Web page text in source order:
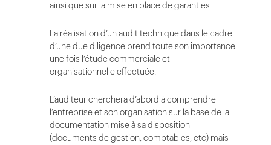
ainsi que sur la mise en place de garanties.
La réalisation d’un audit technique dans le cadre
d’une due diligence prend toute son importance
une fois l’étude commerciale et
organisationnelle effectuée.
L’auditeur cherchera d’abord à comprendre
l’entreprise et son organisation sur la base de la
documentation mise à sa disposition
(documents de gestion, comptables, etc) mais